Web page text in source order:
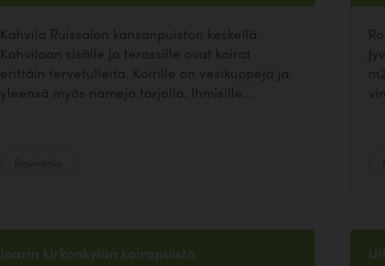
Kahvila Ruissalon kansanpuiston keskellä.
Kahvilaan sisälle ja terassille ovat koirat
erittäin tervetulleita. Koirille on vesikuppeja ja
yleensä myös nameja tarjolla. Ihmisille...
Inarin kirkonkylän koirapuisto